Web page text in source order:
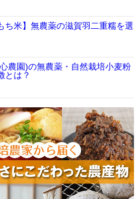
ち米】無農薬の滋賀羽二重糯を選
農園)の無農薬・自然栽培小麦粉
とは？